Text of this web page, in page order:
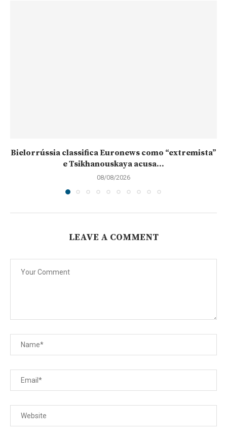
Bielorrússia classifica Euronews como “extremista”
e Tsikhanouskaya acusa...
08/08/2026
LEAVE A COMMENT